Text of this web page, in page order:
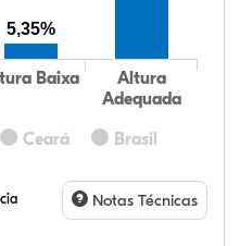
Ceará Brasil
Baixa
Altura
Adequada
5,35%
Notas Técnicas